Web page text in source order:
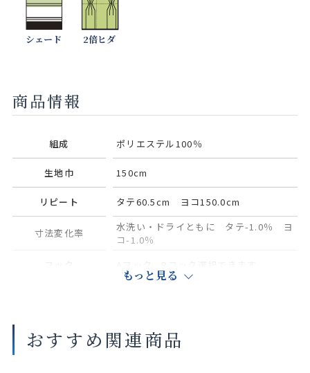
シェード 2倍ヒダ
商品情報
組成 ポリエステル100％
生地巾 150cm
リピート タテ60.5cm ヨコ150.0cm
寸法変化率
水洗い・ドライともに タテ-1.0％ ヨ
コ-1.0％
もっと見る
おすすめ関連商品